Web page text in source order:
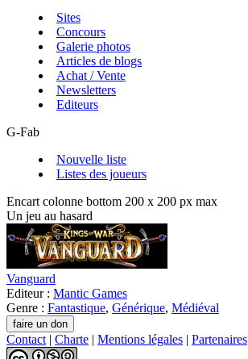
Sites
Concours
Galerie photos
Articles de blogs
Achat / Vente
Newsletters
Editeurs
G-Fab
Nouvelle liste
Listes des joueurs
Encart colonne bottom 200 x 200 px max
Un jeu au hasard
Vanguard
Editeur : Mantic Games
Genre : Fantastique, Générique, Médiéval
Contact | Charte | Mentions légales | Partenaires